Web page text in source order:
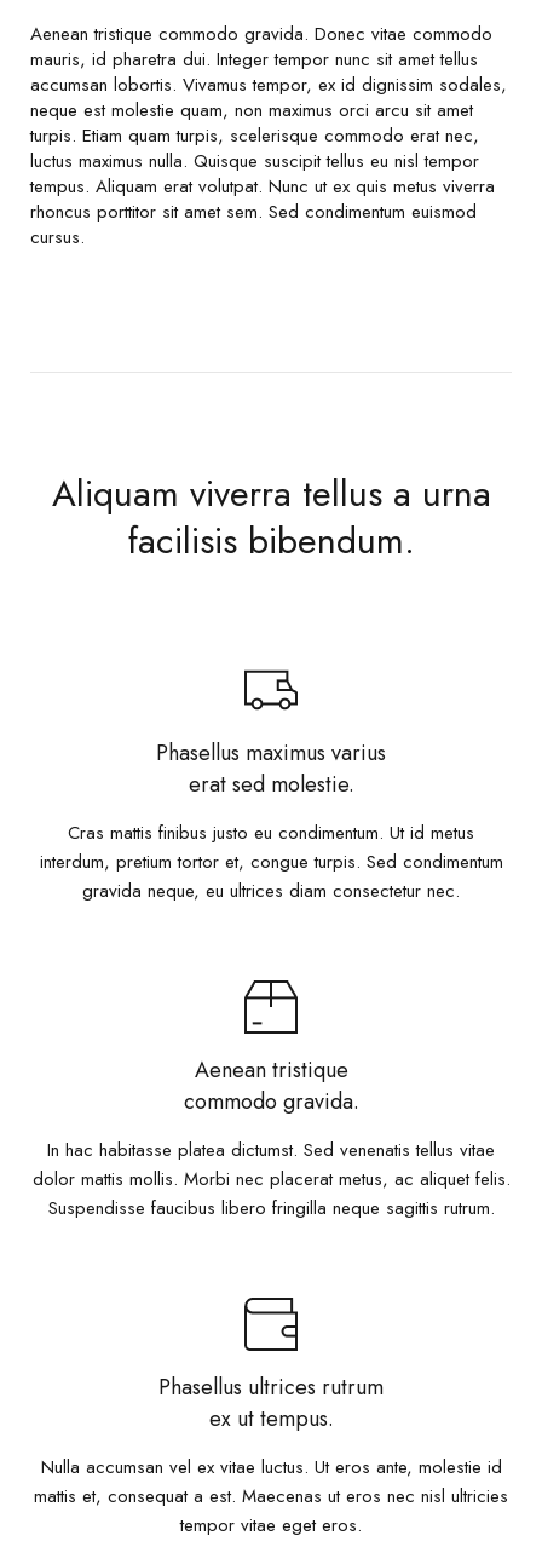
Aenean tristique commodo gravida. Donec vitae commodo
mauris, id pharetra dui. Integer tempor nunc sit amet tellus
accumsan lobortis. Vivamus tempor, ex id dignissim sodales,
neque est molestie quam, non maximus orci arcu sit amet
turpis. Etiam quam turpis, scelerisque commodo erat nec,
luctus maximus nulla. Quisque suscipit tellus eu nisl tempor
tempus. Aliquam erat volutpat. Nunc ut ex quis metus viverra
rhoncus porttitor sit amet sem. Sed condimentum euismod
cursus.
Aliquam viverra tellus a urna
facilisis bibendum.
Phasellus maximus varius
erat sed molestie.
Cras mattis finibus justo eu condimentum. Ut id metus
interdum, pretium tortor et, congue turpis. Sed condimentum
gravida neque, eu ultrices diam consectetur nec.
Aenean tristique
commodo gravida.
In hac habitasse platea dictumst. Sed venenatis tellus vitae
dolor mattis mollis. Morbi nec placerat metus, ac aliquet felis.
Suspendisse faucibus libero fringilla neque sagittis rutrum.
Phasellus ultrices rutrum
ex ut tempus.
Nulla accumsan vel ex vitae luctus. Ut eros ante, molestie id
mattis et, consequat a est. Maecenas ut eros nec nisl ultricies
tempor vitae eget eros.